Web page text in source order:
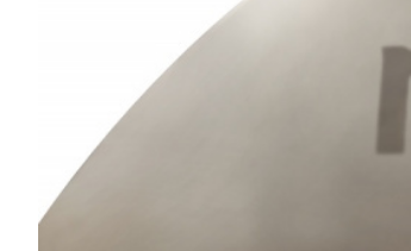
CARNES CON VALOR AGREGADO
NUEVOS PRODUCTOS
EVENTOS Y CAPACITACIONES
MARKETPLACE